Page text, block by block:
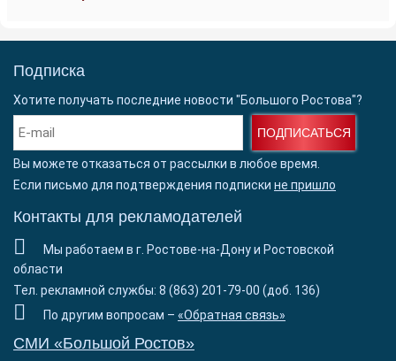
Подписка
Хотите получать последние новости "Большого Ростова"?
ПОДПИСАТЬСЯ
Вы можете отказаться от рассылки в любое время.
Если письмо для подтверждения подписки не пришло
Контакты для рекламодателей
Мы работаем в г. Ростове-на-Дону и Ростовской
области
Тел. рекламной службы: 8 (863) 201-79-00 (доб. 136)
По другим вопросам – «Обратная связь»
СМИ «Большой Ростов»